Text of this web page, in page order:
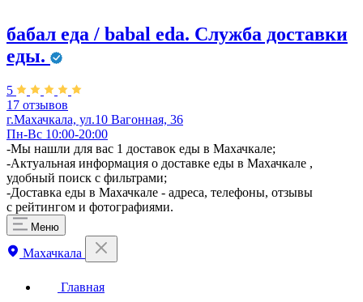
бабал еда / babal eda. ​Служба доставки
еды.
5
17 отзывов
г.Махачкала, ул.10 Вагонная, 36
Пн-Вс 10:00-20:00
-Мы нашли для вас 1 доставок еды в Махачкале;
-Актуальная информация о доставке еды в Махачкале ,
удобный поиск с фильтрами;
-Доставка еды в Махачкале - адреса, телефоны, отзывы
с рейтингом и фотографиями.
Меню
Махачкала
Главная